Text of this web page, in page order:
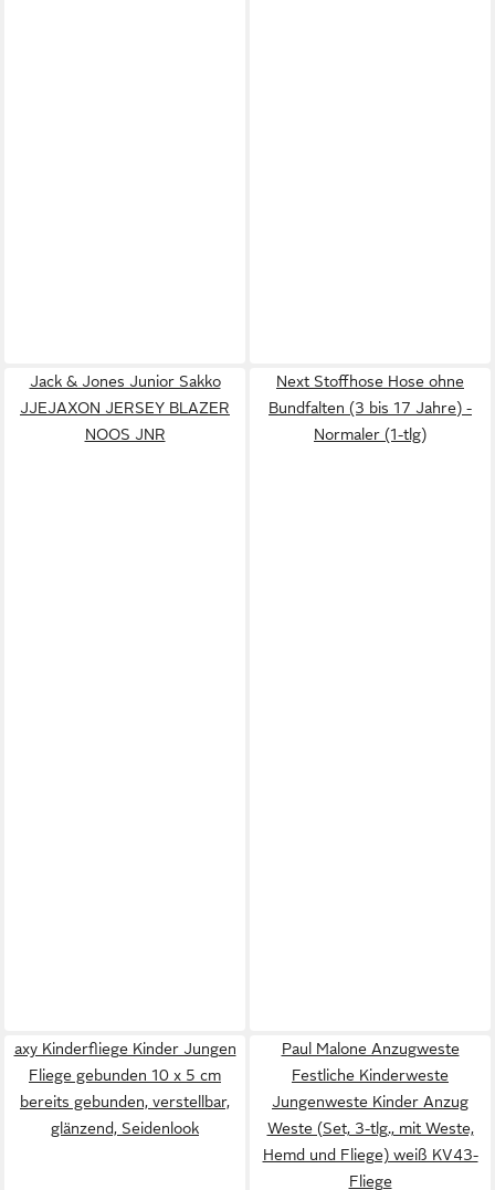
Jack & Jones Junior Sakko
JJEJAXON JERSEY BLAZER
NOOS JNR
Next Stoffhose Hose ohne
Bundfalten (3 bis 17 Jahre) -
Normaler (1-tlg)
axy Kinderfliege Kinder Jungen
Fliege gebunden 10 x 5 cm
bereits gebunden, verstellbar,
glänzend, Seidenlook
Paul Malone Anzugweste
Festliche Kinderweste
Jungenweste Kinder Anzug
Weste (Set, 3-tlg., mit Weste,
Hemd und Fliege) weiß KV43-
Fliege